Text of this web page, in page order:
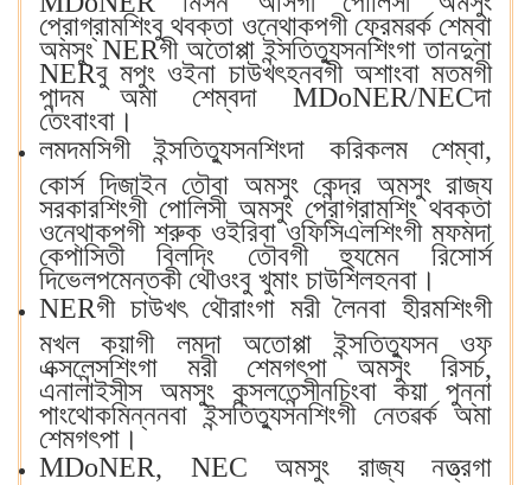
প্রোগ্রামশিংবু থবক্তা ওন্থোকপগী ফ্রেমৱর্ক শেম্বা
অমসুং NERগী অতোপ্পা ইন্সতিত্যুসনশিংগা তানদুনা
NERবু মপুং ওইনা চাউখৎহনবগী অশাংবা মতমগী
পান্দম অমা শেম্বদা MDoNER/NECদা
তেংবাংবা।
লমদমসিগী ইন্সতিত্যুসনশিংদা করিকলম শেম্বা,
কোর্স দিজাইন তৌবা অমসুং কেন্দ্র অমসুং রাজ্য
সরকারশিংগী পোলিসী অমসুং প্রোগ্রামশিং থবক্তা
ওন্থোকপগী শরুক ওইরিবা ওফিসিএলশিংগী মফমদা
কেপাসিতী বিলদিং তৌবগী হ্যুমেন রিসোর্স
দিভেলপমেন্তকী থৌওংবু খুমাং চাউশিলহনবা।
NERগী চাউখৎ থৌরাংগা মরী লৈনবা হীরমশিংগী
মখল কয়াগী লমদা অতোপ্পা ইন্সতিত্যুসন ওফ
এক্সলেন্সশিংগা মরী শেমগৎপা অমসুং রিসর্চ,
এনালাইসীস অমসুং কন্সলতেন্সীনচিংবা কয়া পুন্না
পাংথোকমিন্ননবা ইন্সতিত্যুসনশিংগী নেতৱর্ক অমা
শেমগৎপা।
MDoNER, NEC অমসুং রাজ্য নত্ত্রগা